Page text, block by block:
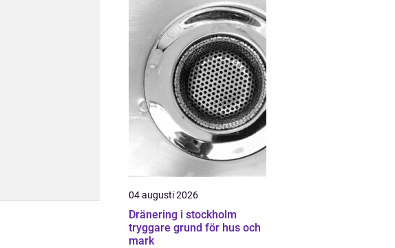
04 augusti 2026
Dränering i stockholm
tryggare grund för hus och
mark